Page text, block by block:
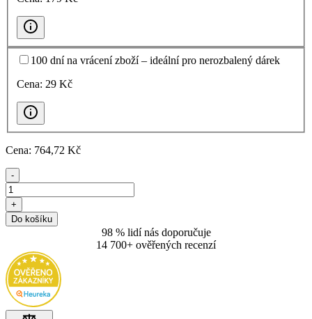
100 dní na vrácení zboží – ideální pro nerozbalený dárek
Cena: 29 Kč
Cena: 764,72 Kč
-
+
Do košíku
98 % lidí nás doporučuje
14 700+ ověřených recenzí